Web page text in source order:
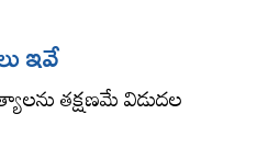
ఇవే
తక్షణమే విడుదల